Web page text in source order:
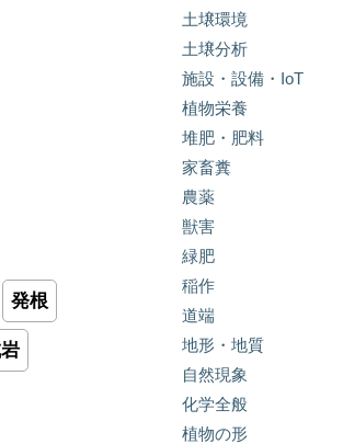
発根
土壌環境
土壌分析
施設・設備・IoT
植物栄養
堆肥・肥料
家畜糞
農薬
獣害
緑肥
稲作
道端
地形・地質
自然現象
化学全般
植物の形